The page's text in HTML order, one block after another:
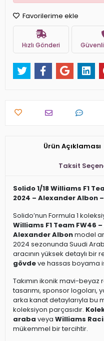
Favorilerime ekle
Hızlı Gönderi Güvenli
Ürün Açıklaması
Taksit
Solido 1/18 Williams F1
2024 – Alexander Albon
Solido’nun Formula 1
Williams F1 Team FW46
Alexander Albonmodel
2024 sezonunda Suudi
aracının yüksek detaylı bir
gövdeve hassas boyama
Takımın ikonik mavi-
tasarımı, sponsor logoları,
arka kanat detaylarıyla bu
koleksiyon parçasıdır.
araba veya Williams
mükemmel bir tercihtir.